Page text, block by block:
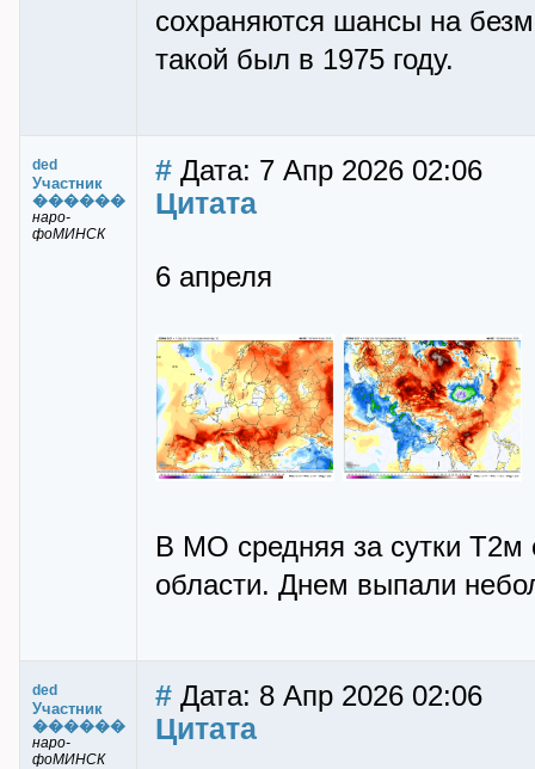
сохраняются шансы на
такой был в 1975 году.
ded
Участник
������
наро-
фоМИНСК
# Дата: 7 Апр 2026 02:06
Цитата
6 апреля
В МО средняя за сутки Т2м
области. Днем выпали
ded
Участник
������
наро-
фоМИНСК
# Дата: 8 Апр 2026 02:06
Цитата